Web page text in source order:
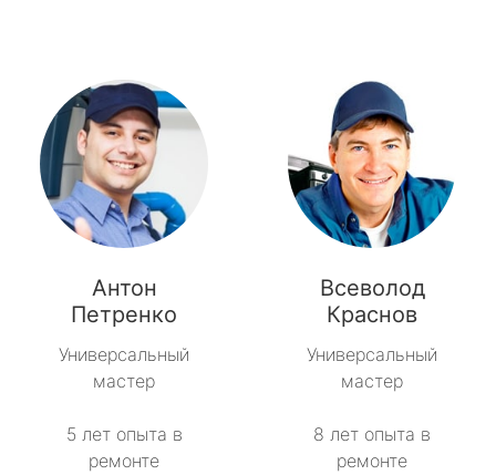
Антон
Петренко
Универсальный
мастер
5 лет опыта в
ремонте
Всеволод
Краснов
Универсальный
мастер
8 лет опыта в
ремонте